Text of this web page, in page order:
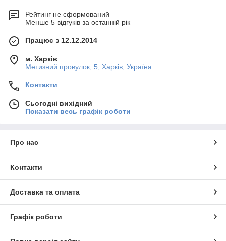
Рейтинг не сформований
Менше 5 відгуків за останній рік
Працює з 12.12.2014
м. Харків
Метизний провулок, 5, Харків, Україна
Контакти
Сьогодні вихідний
Показати весь графік роботи
Про нас
Контакти
Доставка та оплата
Графік роботи